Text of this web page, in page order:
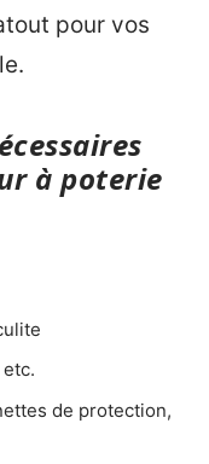
pour vos
à poterie
de protection,